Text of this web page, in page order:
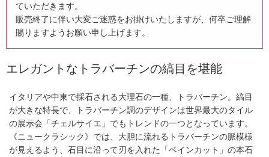
ていただきます。
販売終了に伴い大変ご迷惑をお掛けいたしますが、何卒ご理解
賜りますようお願い申し上げます。
エレガントなトラバーチンの縞目を堪能
イタリアや中東で採石される大理石の一種、トラバーチン。縞目
が大きな特長で、トラバーチン調のデザインは世界最大のタイル
の展示会「チェルサイエ」でもトレンドの一つとなっています。
《ニュークラシック》では、大胆に流れるトラバーチンの脈模様
が見えるよう、石目に沿って刃を入れた「ベインカット」の本石